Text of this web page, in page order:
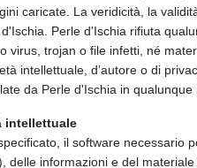
caricate. La veridicità, la
Perle d'Ischia rifiuta
virus, trojan o file infetti, né
intellettuale, d’autore o di
da Perle d'Ischia in qualunque
intellettuale
il software necessario
delle informazioni e del